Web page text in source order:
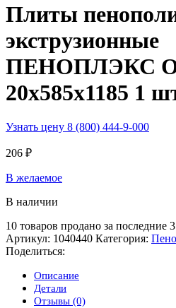
Плиты
экструзионные
ПЕНОПЛЭКС
20х585х1185 1
Узнать цену 8 (800) 444-9-000
206 ₽
В желаемое
В наличии
10 товаров продано за последние
Артикул: 1040440 Категория:
Поделиться:
Описание
Детали
Отзывы (0)